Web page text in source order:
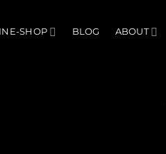
SHOP BLOG ABOUT